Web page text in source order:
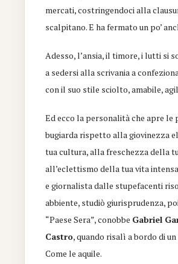
mercati, costringendoci alla
scalpitano.E ha fermatoun po’
Adesso, l’ansia, il timore,i lutti si
a sedersi alla scrivania a
con il suo stile sciolto, amabile,
Ed ecco la personalità che apre le
bugiarda rispetto alla giovinezza
tua cultura, alla freschezza della
all’eclettismo della tua vita
e giornalista dalle stupefacenti
abbiente, studiò giurisprudenza,
“Paese Sera”, conobbe Gabriel
Castro, quando risalì a bordo di
Come le aquile.